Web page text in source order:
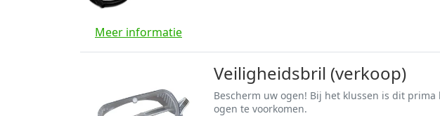
Meer informatie
Veiligheidsbril (verkoop)
Bescherm uw ogen! Bij het klussen is dit
ogen te voorkomen.